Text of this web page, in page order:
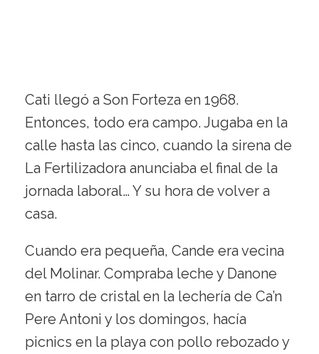
Cati llegó a Son Forteza en 1968.
Entonces, todo era campo. Jugaba en la
calle hasta las cinco, cuando la sirena de
La Fertilizadora anunciaba el final de la
jornada laboral… Y su hora de volver a
casa.
Cuando era pequeña, Cande era vecina
del Molinar. Compraba leche y Danone
en tarro de cristal en la lechería de Ca’n
Pere Antoni y los domingos, hacía
picnics en la playa con pollo rebozado y